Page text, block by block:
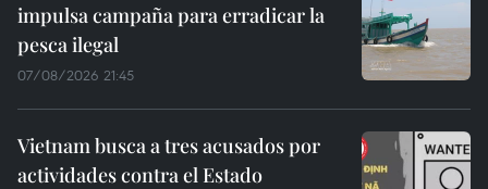
impulsa campaña para erradicar la
pesca ilegal
07/08/2026 21:45
Vietnam busca a tres acusados por
actividades contra el Estado